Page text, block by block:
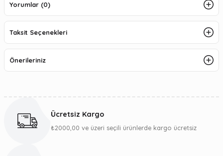
Yorumlar (0)
Taksit Seçenekleri
Önerileriniz
Ücretsiz Kargo
₺2000,00 ve üzeri seçili ürünlerde kargo ücretsiz